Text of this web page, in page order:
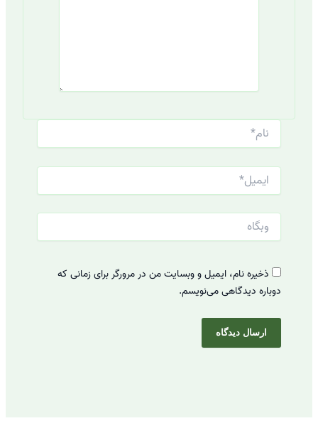
نام*
ایمیل*
وبگاه
ذخیره نام، ایمیل و وبسایت من در مرورگر برای زمانی که
دوباره دیدگاهی می‌نویسم.